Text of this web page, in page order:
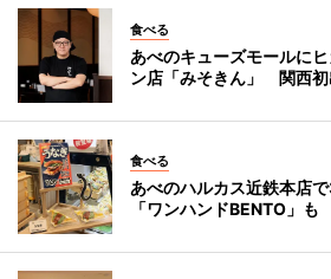
食べる
あべのキューズモールに
ン店「みそきん」 関西初
食べる
あべのハルカス近鉄本店
「ワンハンドBENTO」も